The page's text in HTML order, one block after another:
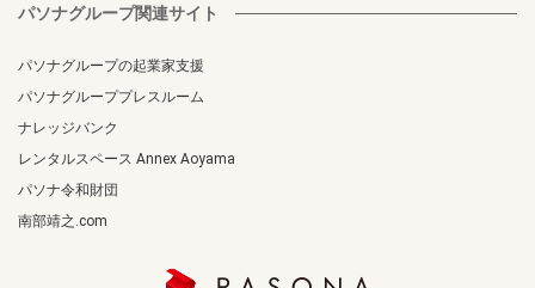
パソナグループ関連サイト
パソナグループの起業家支援
パソナグループプレスルーム
ナレッジバンク
レンタルスペース Annex Aoyama
パソナ令和財団
南部靖之.com